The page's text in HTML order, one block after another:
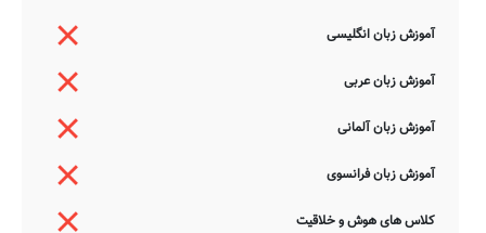
آموزش زبان انگلیسی
آموزش زبان عربی
آموزش زبان آلمانی
آموزش زبان فرانسوی
کلاس های هوش و خلاقیت